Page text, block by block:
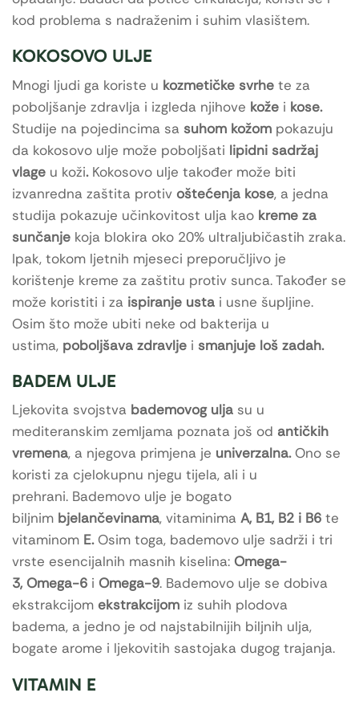
kod problema s nadraženim i suhim vlasištem.
KOKOSOVO ULJE
Mnogi ljudi ga koriste u kozmetičke svrhe te za
poboljšanje zdravlja i izgleda njihove kože i kose.
Studije na pojedincima sa suhom kožom pokazuju
da kokosovo ulje može poboljšati lipidni sadržaj
vlage u koži. Kokosovo ulje također može biti
izvanredna zaštita protiv oštećenja kose, a jedna
studija pokazuje učinkovitost ulja kao kreme za
sunčanje koja blokira oko 20% ultraljubičastih zraka.
Ipak, tokom ljetnih mjeseci preporučljivo je
korištenje kreme za zaštitu protiv sunca. Također se
može koristiti i za ispiranje usta i usne šupljine.
Osim što može ubiti neke od bakterija u
ustima, poboljšava zdravlje i smanjuje loš zadah.
BADEM ULJE
Ljekovita svojstva bademovog ulja su u
mediteranskim zemljama poznata još od antičkih
vremena, a njegova primjena je univerzalna.Ono se
koristi za cjelokupnu njegu tijela, ali i u
prehrani. Bademovo ulje je bogato
biljnim bjelančevinama, vitaminima A, B1, B2 i B6 te
vitaminom E.Osim toga, bademovo ulje sadrži i tri
vrste esencijalnih masnih kiselina: Omega-
3, Omega-6 i Omega-9. Bademovo ulje se dobiva
ekstrakcijom ekstrakcijom iz suhih plodova
badema, a jedno je od najstabilnijih biljnih ulja,
bogate arome i ljekovitih sastojaka dugog trajanja.
VITAMIN E